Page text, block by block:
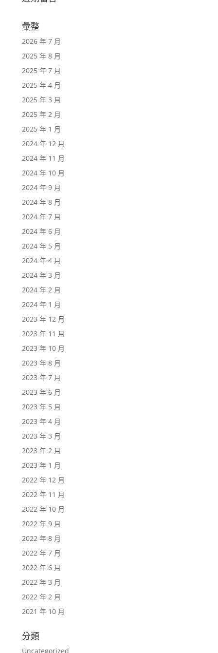
彙整
2026 年 7 月
2025 年 8 月
2025 年 7 月
2025 年 4 月
2025 年 3 月
2025 年 2 月
2025 年 1 月
2024 年 12 月
2024 年 11 月
2024 年 10 月
2024 年 9 月
2024 年 8 月
2024 年 7 月
2024 年 6 月
2024 年 5 月
2024 年 4 月
2024 年 3 月
2024 年 2 月
2024 年 1 月
2023 年 12 月
2023 年 11 月
2023 年 10 月
2023 年 8 月
2023 年 7 月
2023 年 6 月
2023 年 5 月
2023 年 4 月
2023 年 3 月
2023 年 2 月
2023 年 1 月
2022 年 12 月
2022 年 11 月
2022 年 10 月
2022 年 9 月
2022 年 8 月
2022 年 7 月
2022 年 6 月
2022 年 3 月
2022 年 2 月
2021 年 10 月
分類
Uncategorized